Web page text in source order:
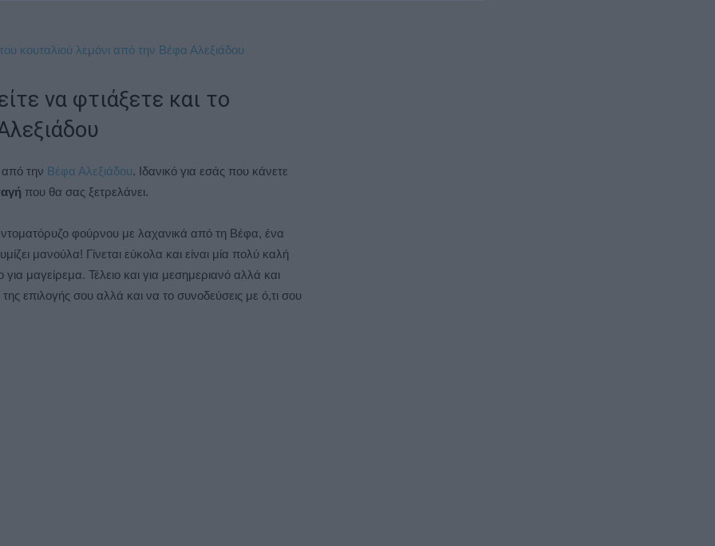
κουταλιού λεμόνι από την Βέφα Αλεξιάδου
να φτιάξετε και το
την Βέφα Αλεξιάδου. Ιδανικό για εσάς που κάνετε
που θα σας ξετρελάνει.
φούρνου με λαχανικά από τη Βέφα, ένα
μανούλα! Γίνεται εύκολα και είναι μία πολύ καλή
μαγείρεμα. Τέλειο και για μεσημεριανό αλλά και
επιλογής σου αλλά και να το συνοδεύσεις με ό,τι σου